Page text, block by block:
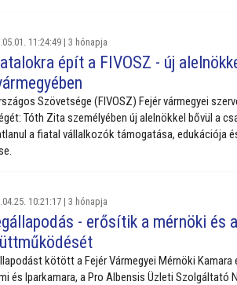
11:24:49 | 3 hónapja
épít a FIVOSZ - új
Szövetsége (FIVOSZ) Fejér vármegyei
Tóth Zita személyében új alelnökkel bővül a
a fiatal vállalkozók támogatása, edukációja
10:21:17 | 3 hónapja
- erősítik a mérnöki és
kötött a Fejér Vármegyei Mérnöki Kamara
és Iparkamara, a Pro Albensis Üzleti Szolgáltató